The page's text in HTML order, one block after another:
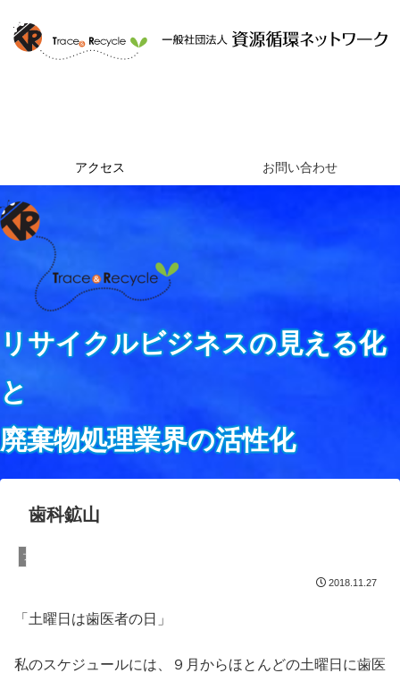
アクセス お問い合わせ
リサイクルビジネスの見える化
と
廃棄物処理業界の活性化
歯科鉱山
ブログ
2018.11.27
「土曜日は歯医者の日」
私のスケジュールには、９月からほとんどの土曜日に歯医